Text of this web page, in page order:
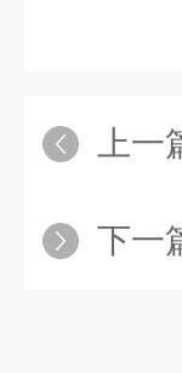
上一
下一